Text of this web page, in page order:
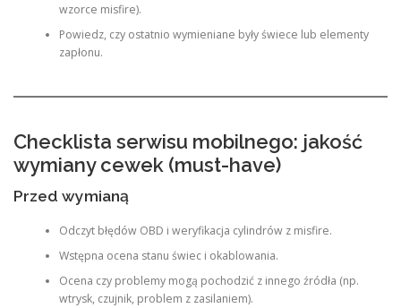
wzorce misfire).
Powiedz, czy ostatnio wymieniane były świece lub elementy
zapłonu.
Checklista serwisu mobilnego: jakość
wymiany cewek (must-have)
Przed wymianą
Odczyt błędów OBD i weryfikacja cylindrów z misfire.
Wstępna ocena stanu świec i okablowania.
Ocena czy problemy mogą pochodzić z innego źródła (np.
wtrysk, czujnik, problem z zasilaniem).